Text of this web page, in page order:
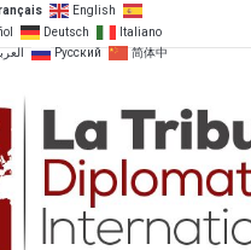
English
Deutsch
Italiano
Русский
简体中